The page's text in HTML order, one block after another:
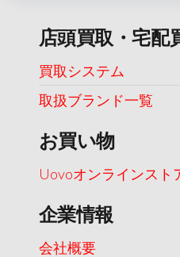
店頭買取・宅配
買取システム
取扱ブランド一覧
お買い物
Uovoオンラインスト
企業情報
会社概要